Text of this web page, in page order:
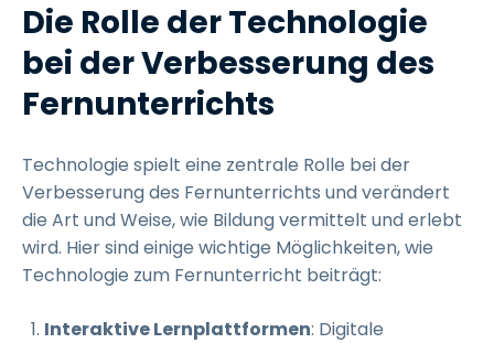
Die Rolle der Technologie
bei der Verbesserung des
Fernunterrichts
Technologie spielt eine zentrale Rolle bei der
Verbesserung des Fernunterrichts und verändert
die Art und Weise, wie Bildung vermittelt und erlebt
wird. Hier sind einige wichtige Möglichkeiten, wie
Technologie zum Fernunterricht beiträgt:
Interaktive Lernplattformen: Digitale